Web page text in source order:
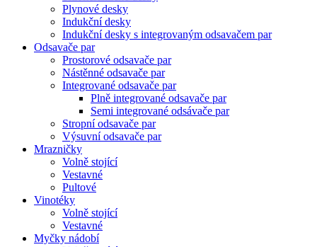
Plynové desky
Indukční desky
Indukční desky s integrovaným odsavačem par
Odsavače par
Prostorové odsavače par
Nástěnné odsavače par
Integrované odsavače par
Plně integrované odsavače par
Semi integrované odsávače par
Stropní odsavače par
Výsuvní odsavače par
Mrazničky
Volně stojící
Vestavné
Pultové
Vinotéky
Volně stojící
Vestavné
Myčky nádobí